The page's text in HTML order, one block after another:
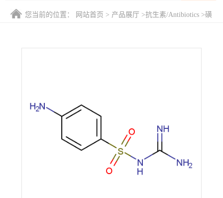
证书荣誉
您当前的位置： 网站首页 > 产品展厅 >抗生素/Antibiotics >磺